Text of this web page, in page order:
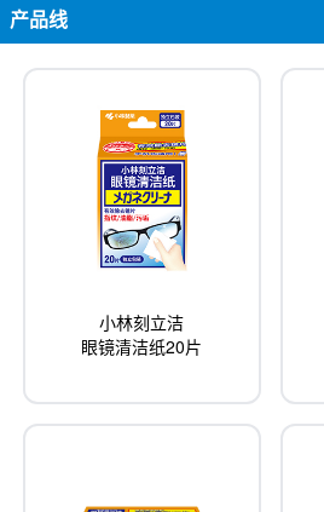
产品线
小林刻立洁
眼镜清洁纸20片